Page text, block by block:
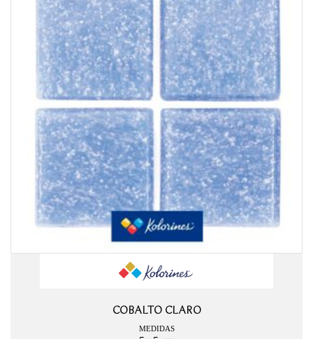
COBALTO CLARO
MEDIDAS